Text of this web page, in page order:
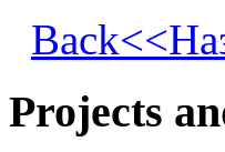
Projects